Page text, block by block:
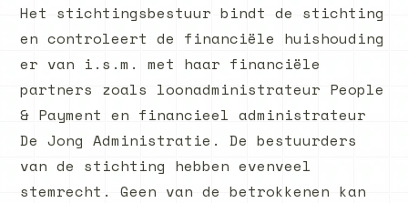
Het stichtingsbestuur bindt de stichting
en controleert de financiële huishouding
er van i.s.m. met haar financiële
partners zoals loonadministrateur People
& Payment en financieel administrateur
De Jong Administratie. De bestuurders
van de stichting hebben evenveel
stemrecht. Geen van de betrokkenen kan